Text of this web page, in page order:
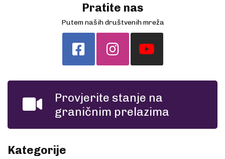
Pratite nas
Putem naših društvenih mreža
Provjerite stanje na
graničnim prelazima
Kategorije